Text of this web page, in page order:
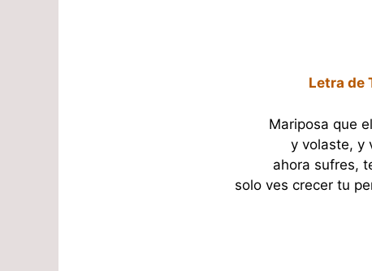
Letra de
Mariposa que
y volaste, y
ahora sufres,
solo ves crecer tu